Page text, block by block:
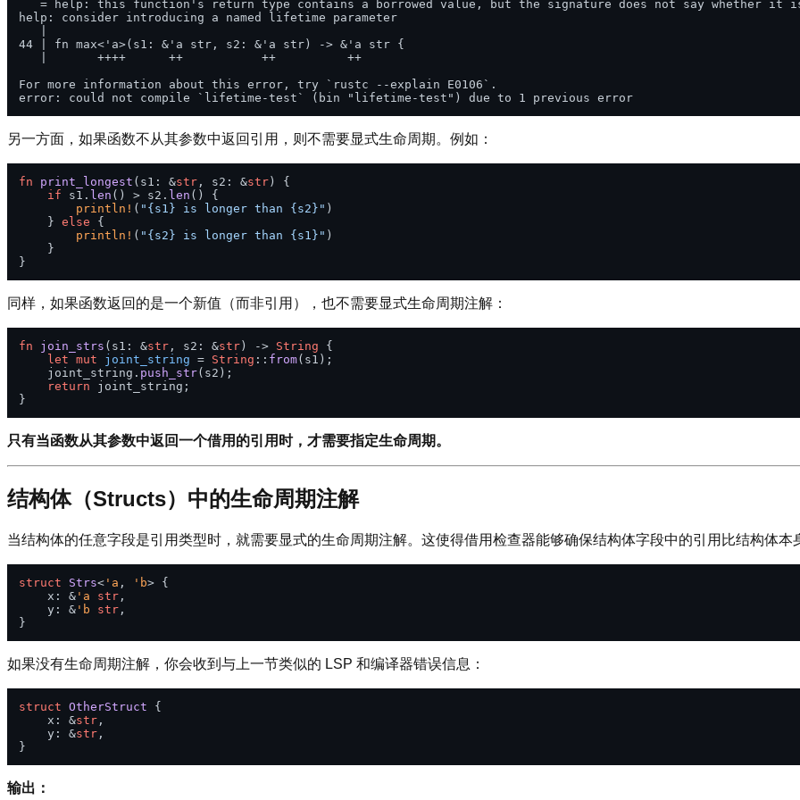
= help: this function's return type contains a borrowed value, but the signature does not say whether it
help: consider introducing a named lifetime parameter
44 | fn max<'a>(s1: &'a str, s2: &'a str) -> &'a str {
   |       ++++      ++           ++          ++
For more information about this error, try `rustc --explain E0106`.
另一方面，如果函数不从其参数中返回引用，则不需要显式生命周期。例如：
fn print_longest (s1: &str , s2: &str ) {
if s1. len () > s2. len () {
println! ( "{s1} is longer than {s2}" )
    }
else {
println! ( "{s2} is longer than {s1}" )
    }
同样，如果函数返回的是一个新值（而非引用），也不需要显式生命周期注解：
fn join_strs (s1: &str , s2: &str ) -> String {
let mut joint_string = String :: from(s1);
    joint_string.
push_str(s2);
return joint_string;
只有当函数从其参数中返回一个借用的引用时，才需要指定生命周期。
结构体（Structs）中的生命周期注解
当结构体的任意字段是引用类型时，就需要显式的生命周期注解。这使得借用检查器能够确保结构体字段中的引用比结构体本
struct Strs< 'a , 'b> {
    x: &
'a str ,
    y: &
'b str ,
如果没有生命周期注解，你会收到与上一节类似的 LSP 和编译器错误信息：
struct OtherStruct {
    x: &
str ,
    y: &
str ,
输出：